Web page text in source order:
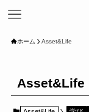
ホーム Asset&Life
Asset&Life